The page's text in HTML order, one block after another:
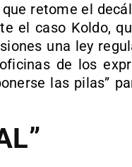
retome el
el caso Koldo,
una ley
de los
las pilas”